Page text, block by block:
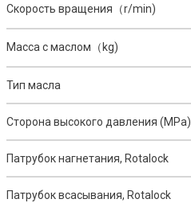
Скорость вращения（r/min)
Масса с маслом（kg)
Тип масла
Сторона высокого давления (MPa)
Патрубок нагнетания, Rotalock
Патрубок всасывания, Rotalock